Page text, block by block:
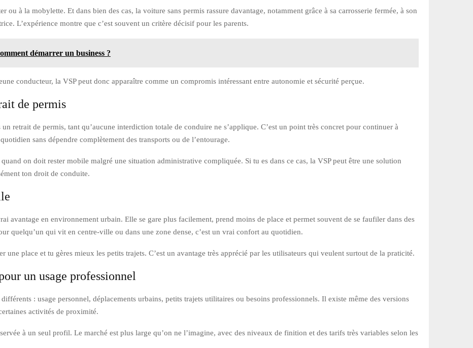
ou à la mobylette. Et dans bien des cas, la voiture sans permis rassure davantage, notamment grâce à sa carrosserie fermée, à son
L’expérience montre que c’est souvent un critère décisif pour les parents.
démarrer un business ?
conducteur, la VSP peut donc apparaître comme un compromis intéressant entre autonomie et sécurité perçue.
de permis
retrait de permis, tant qu’aucune interdiction totale de conduire ne s’applique. C’est un point très concret pour continuer à
sans dépendre complètement des transports ou de l’entourage.
on doit rester mobile malgré une situation administrative compliquée. Si tu es dans ce cas, la VSP peut être une solution
ton droit de conduite.
avantage en environnement urbain. Elle se gare plus facilement, prend moins de place et permet souvent de se faufiler dans des
quelqu’un qui vit en centre-ville ou dans une zone dense, c’est un vrai confort au quotidien.
une place et tu gères mieux les petits trajets. C’est un avantage très apprécié par les utilisateurs qui veulent surtout de la praticité.
un usage professionnel
: usage personnel, déplacements urbains, petits trajets utilitaires ou besoins professionnels. Il existe même des versions
activités de proximité.
à un seul profil. Le marché est plus large qu’on ne l’imagine, avec des niveaux de finition et des tarifs très variables selon les